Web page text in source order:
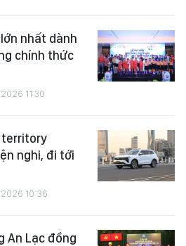
nhất dành
chính thức
11:30
territory
nghi, đi tới
10:36
An Lạc đồng